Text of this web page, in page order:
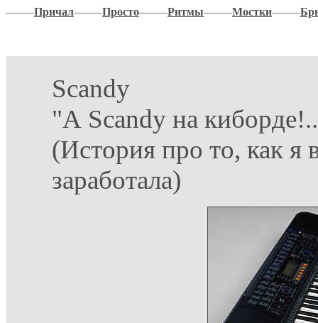
–––––Причал–––––Просто–––––Ритмы–––––Мостки–––––
Scandy
"А Scandy на
(История про то, как я
заработала)